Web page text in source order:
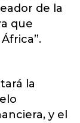
de la
que
la
y el